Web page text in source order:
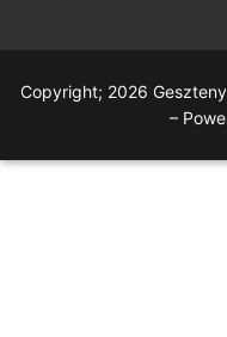
Copyright; 2026
–